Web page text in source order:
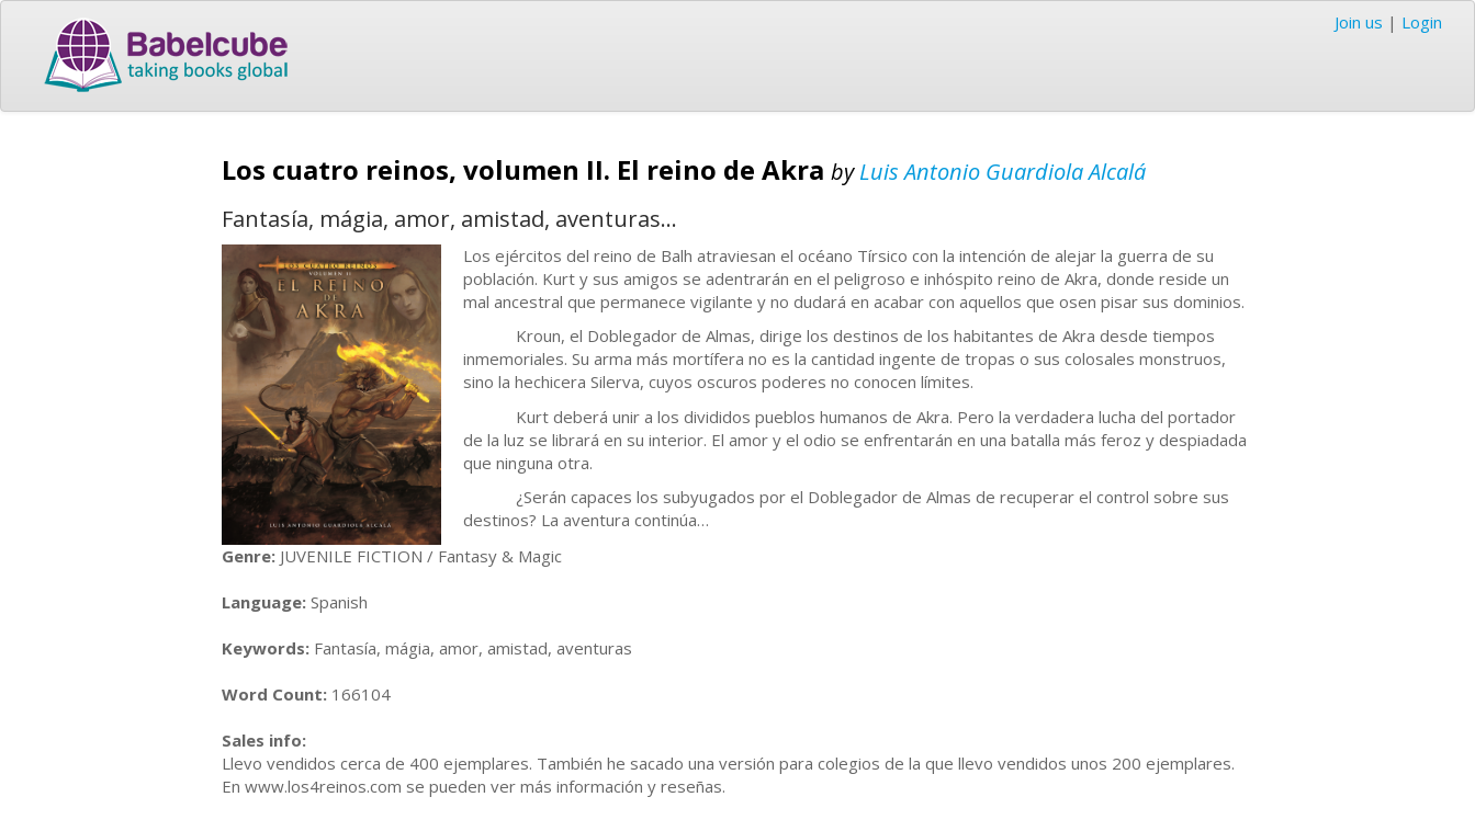
Join us | Login
Los cuatro reinos, volumen II. El reino de Akra byLuis Antonio Guardiola Alcalá
Fantasía, mágia, amor, amistad, aventuras...
Los ejércitos del reino de Balh atraviesan el océano Tírsico con la intención de alejar la guerra de su
población. Kurt y sus amigos se adentrarán en el peligroso e inhóspito reino de Akra, donde reside un
mal ancestral que permanece vigilante y no dudará en acabar con aquellos que osen pisar sus dominios.
Kroun, el Doblegador de Almas, dirige los destinos de los habitantes de Akra desde tiempos
inmemoriales. Su arma más mortífera no es la cantidad ingente de tropas o sus colosales monstruos,
sino la hechicera Silerva, cuyos oscuros poderes no conocen límites.
Kurt deberá unir a los divididos pueblos humanos de Akra. Pero la verdadera lucha del portador
de la luz se librará en su interior. El amor y el odio se enfrentarán en una batalla más feroz y despiadada
que ninguna otra.
¿Serán capaces los subyugados por el Doblegador de Almas de recuperar el control sobre sus
destinos? La aventura continúa…
Genre: JUVENILE FICTION / Fantasy & Magic
Language: Spanish
Keywords: Fantasía, mágia, amor, amistad, aventuras
Word Count: 166104
Sales info:
Llevo vendidos cerca de 400 ejemplares. También he sacado una versión para colegios de la que llevo vendidos unos 200 ejemplares.
En www.los4reinos.com se pueden ver más información y reseñas.